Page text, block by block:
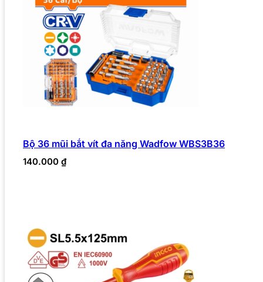
Bộ 36 mũi bắt vít đa năng Wadfow WBS3B36
140.000 ₫